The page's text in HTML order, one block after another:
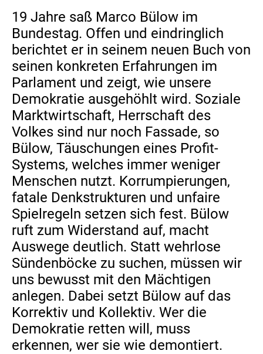
19 Jahre saß Marco Bülow im
Bundestag. Offen und eindringlich
berichtet er in seinem neuen Buch von
seinen konkreten Erfahrungen im
Parlament und zeigt, wie unsere
Demokratie ausgehöhlt wird. Soziale
Marktwirtschaft, Herrschaft des
Volkes sind nur noch Fassade, so
Bülow, Täuschungen eines Profit-
Systems, welches immer weniger
Menschen nutzt. Korrumpierungen,
fatale Denkstrukturen und unfaire
Spielregeln setzen sich fest. Bülow
ruft zum Widerstand auf, macht
Auswege deutlich. Statt wehrlose
Sündenböcke zu suchen, müssen wir
uns bewusst mit den Mächtigen
anlegen. Dabei setzt Bülow auf das
Korrektiv und Kollektiv. Wer die
Demokratie retten will, muss
erkennen, wer sie wie demontiert.